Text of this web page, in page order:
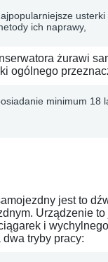
usterki
ich naprawy,
żurawi
ogólnego
minimum 18
jest to
Urządzenie
i
dwa tryby pracy: